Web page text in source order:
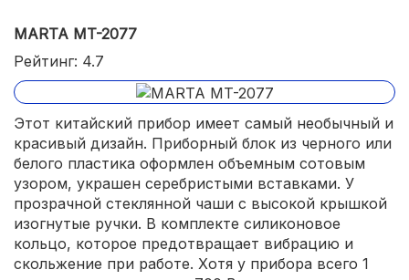
MARTA MT-2077
Рейтинг: 4.7
Этот китайский прибор имеет самый необычный и
красивый дизайн. Приборный блок из черного или
белого пластика оформлен объемным сотовым
узором, украшен серебристыми вставками. У
прозрачной стеклянной чаши с высокой крышкой
изогнутые ручки. В комплекте силиконовое
кольцо, которое предотвращает вибрацию и
скольжение при работе. Хотя у прибора всего 1